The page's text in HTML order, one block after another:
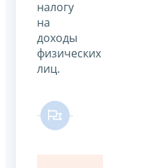
налогу
на
доходы
физических
лиц.